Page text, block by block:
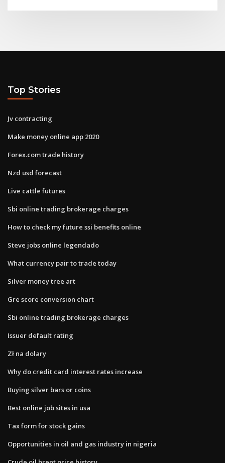
Top Stories
Jv contracting
Make money online app 2020
Forex.com trade history
Nzd usd forecast
Live cattle futures
Sbi online trading brokerage charges
How to check my future ssi benefits online
Steve jobs online legendado
What currency pair to trade today
Silver money tree art
Gre score conversion chart
Sbi online trading brokerage charges
Issuer default rating
Zł na dolary
Why do credit card interest rates increase
Buying silver bars or coins
Best online job sites in usa
Tax form for stock gains
Opportunities in oil and gas industry in nigeria